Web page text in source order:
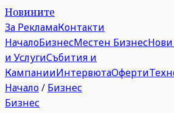
Новините
За РекламаКонтакти
НачалоБизнесМестен Бизнес
и УслугиСъбития и
КампанииИнтервютаОферти
Начало/ Бизнес
Бизнес